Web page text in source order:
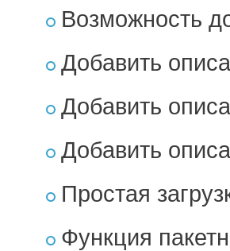
Возможность
Добавить
Добавить
Добавить
Простая
Функция